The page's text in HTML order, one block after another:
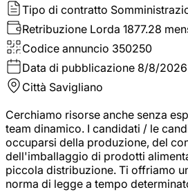
Tipo di contratto
Retribuzione Lorda 1877.28
Codice annuncio 350250
Data di pubblicazione 8/8/2026
Città Savigliano
Cerchiamo risorse anche senza
team dinamico. I candidati / le
occuparsi della produzione, del
dell'imballaggio di prodotti
piccola distribuzione. Ti offriamo
norma di legge a tempo